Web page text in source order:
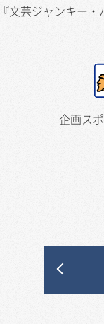
文芸ジャンキー・
企画ス